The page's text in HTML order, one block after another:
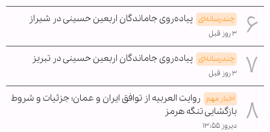
چندرسانه‌ای پیاده‌روی جاماندگان اربعین حسینی در شیراز
۳ روز قبل
چندرسانه‌ای پیاده‌روی جاماندگان اربعین حسینی در تبریز
۳ روز قبل
اخبار مهم روایت العربیه از توافق ایران و عمان؛ جزئیات و شروط
بازگشایی تنگه هرمز
دیروز ۱۳:۵۵